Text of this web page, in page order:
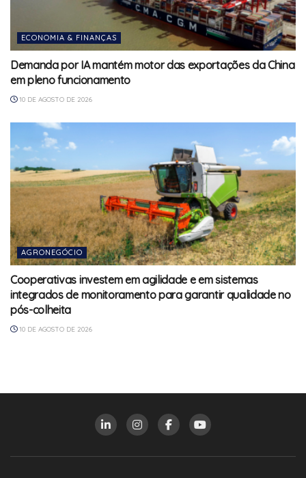
ECONOMIA & FINANÇAS
Demanda por IA mantém motor das exportações da China
em pleno funcionamento
10 DE AGOSTO DE 2026
AGRONEGÓCIO
Cooperativas investem em agilidade e em sistemas
integrados de monitoramento para garantir qualidade no
pós-colheita
10 DE AGOSTO DE 2026